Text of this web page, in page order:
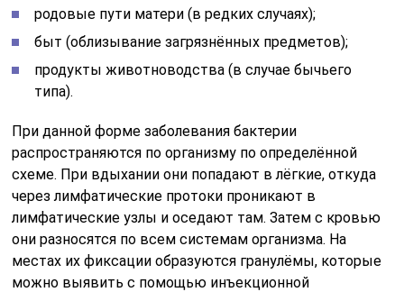
родовые пути матери (в редких случаях);
быт (облизывание загрязнённых предметов);
продукты животноводства (в случае бычьего
типа).
При данной форме заболевания бактерии
распространяются по организму по определённой
схеме. При вдыхании они попадают в лёгкие, откуда
через лимфатические протоки проникают в
лимфатические узлы и оседают там. Затем с кровью
они разносятся по всем системам организма. На
местах их фиксации образуются гранулёмы, которые
можно выявить с помощью инъекционной